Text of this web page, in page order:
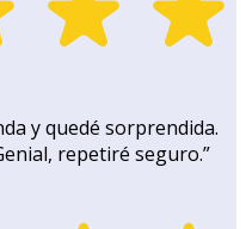
y quedé sorprendida.
repetiré seguro.”